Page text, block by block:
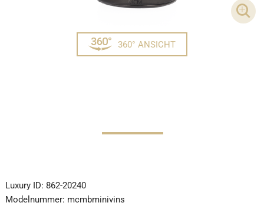
360° ANSICHT
Luxury ID: 862-20240
Modelnummer: mcmbminivins